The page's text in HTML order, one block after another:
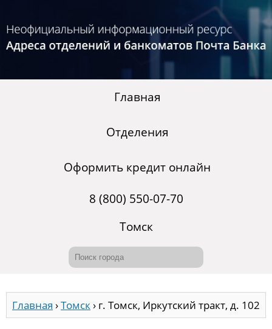
Главная
Отделения
Оформить кредит онлайн
8 (800) 550-07-70
Томск
Главная ›Томск› г. Томск, Иркутский тракт, д. 102